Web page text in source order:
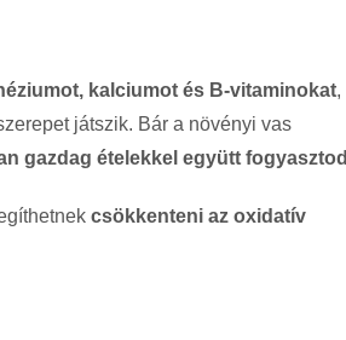
kalciumot és B-vitaminokat,
játszik. Bár a növényi vas
gazdag ételekkel együtt fogyasztod
csökkenteni az oxidatív